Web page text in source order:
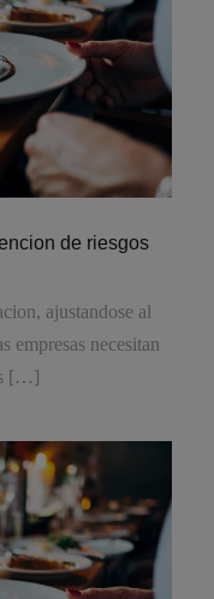
de riesgos
ajustandose al
empresas necesitan
[…]